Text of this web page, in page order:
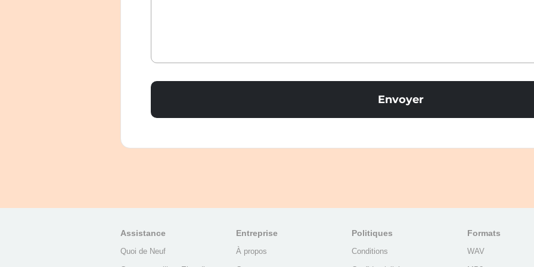
Envoyer
Assistance
Quoi de Neuf
Entreprise
À propos
Politiques
Conditions
Formats
WAV